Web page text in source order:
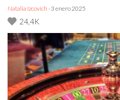
Natalia Izcovich · 3 enero 2025
24,4K